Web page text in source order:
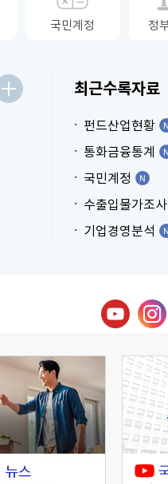
국민계정 정
최근수록자료
펀드산업현황
통화금융통계
국민계정
수출입물가조사
기업경영분석